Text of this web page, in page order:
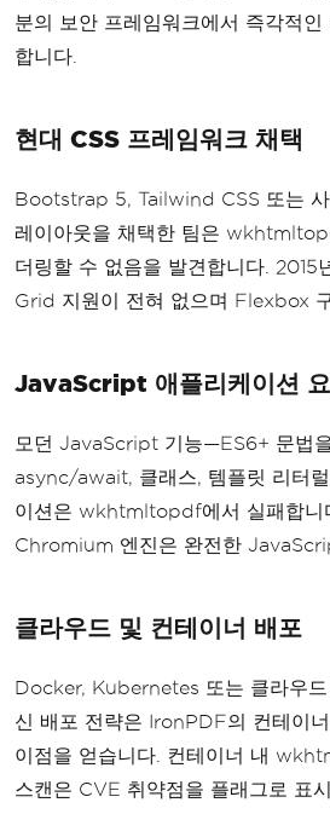
분의 보안 프레임워크에서 즉각적
합니다.
현대 CSS 프레임워크 채택
Bootstrap 5, Tailwind CSS 또는
레이아웃을 채택한 팀은
더링할 수 없음을 발견합니다.
Grid 지원이 전혀 없으며 Flexbox
JavaScript 애플리케이션
모던 JavaScript 기능—ES6+ 문법
async/await, 클래스, 템플릿 리터럴
이션은 wkhtmltopdf에서 실패합니
Chromium 엔진은 완전한
클라우드 및 컨테이너 배포
Docker, Kubernetes 또는 클라우드
신 배포 전략은 IronPDF의 컨테이
이점을 얻습니다. 컨테이너 내
스캔은 CVE 취약점을 플래그로 표